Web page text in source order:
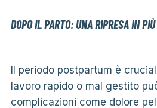
DOPO IL PARTO: UNA RIPRESA IN
Il periodo postpartum è
lavoro rapido o mal gestito
complicazioni come dolore